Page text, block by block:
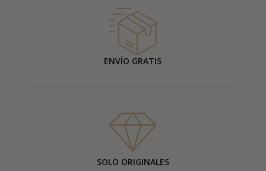
ENVÍO GRATIS
SOLO ORIGINALES